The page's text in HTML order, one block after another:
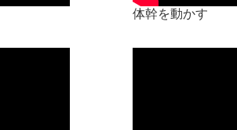
体幹を動かす